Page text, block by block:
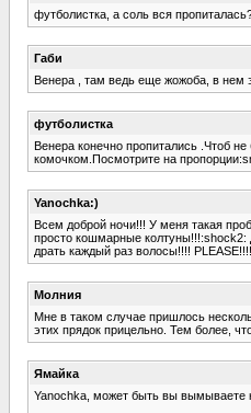
футболистка, а соль вся
Габи
Венера , там ведь еще жожоба, в нем
футболистка
Венера конечно пропитались .Чтоб
комочком.Посмотрите на
Yanochka:)
Всем доброй ночи!!! У меня такая
просто кошмарные
драть каждый раз волосы!!!!
Молния
Мне в таком случае пришлось
этих прядок прицельно. Тем более,
Ямайка
Yanochka, может быть вы вымываете